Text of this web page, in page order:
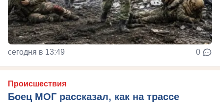
сегодня в 13:49 0
Происшествия
Боец МОГ рассказал, как на трассе